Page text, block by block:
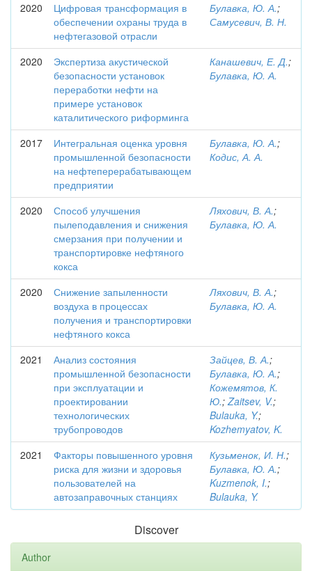
2020
Цифровая трансформация в
обеспечении охраны труда в
нефтегазовой отрасли
Булавка, Ю. А.;
Самусевич, В. Н.
2020
Экспертиза акустической
безопасности установок
переработки нефти на
примере установок
каталитического риформинга
Канашевич, Е. Д.;
Булавка, Ю. А.
2017
Интегральная оценка уровня
промышленной безопасности
на нефтеперерабатывающем
предприятии
Булавка, Ю. А.;
Кодис, А. А.
2020
Способ улучшения
пылеподавления и снижения
смерзания при получении и
транспортировке нефтяного
кокса
Ляхович, В. А.;
Булавка, Ю. А.
2020
Снижение запыленности
воздуха в процессах
получения и транспортировки
нефтяного кокса
Ляхович, В. А.;
Булавка, Ю. А.
2021
Анализ состояния
промышленной безопасности
при эксплуатации и
проектировании
технологических
трубопроводов
Зайцев, В. А.;
Булавка, Ю. А.;
Кожемятов, К.
Ю.;Zaitsev, V.;
Bulauka, Y.;
Kozhemyatov, K.
2021
Факторы повышенного уровня
риска для жизни и здоровья
пользователей на
автозаправочных станциях
Кузьменок, И. Н.;
Булавка, Ю. А.;
Kuzmenok, I.;
Bulauka, Y.
Discover
Author